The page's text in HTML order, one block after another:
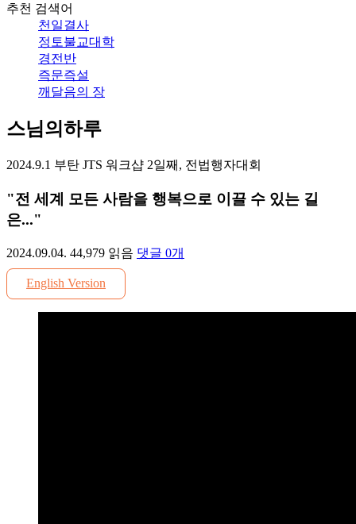
추천 검색어
천일결사
정토불교대학
경전반
즉문즉설
깨달음의 장
스님의하루
2024.9.1 부탄 JTS 워크샵 2일째, 전법행자대회
"전 세계 모든 사람을 행복으로 이끌 수 있는 길
은..."
2024.09.04. 44,979 읽음 댓글 0개
English Version